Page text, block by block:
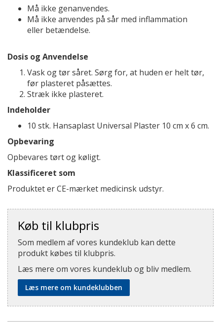
Må ikke genanvendes.
Må ikke anvendes på sår med inflammation
eller betændelse.
Dosis og Anvendelse
Vask og tør såret. Sørg for, at huden er helt tør,
før plasteret påsættes.
Stræk ikke plasteret.
Indeholder
10 stk. Hansaplast Universal Plaster 10 cm x 6 cm.
Opbevaring
Opbevares tørt og køligt.
Klassificeret som
Produktet er CE-mærket medicinsk udstyr.
Køb til klubpris
Som medlem af vores kundeklub kan dette
produkt købes til klubpris.
Læs mere om vores kundeklub og bliv medlem.
Læs mere om kundeklubben